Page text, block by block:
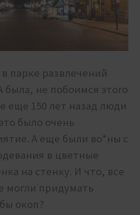
парке развлечений
была, не побоимся этого
еще 150 лет назад люди
было очень
А еще были во*ны с
в цветные
на стенку. И что, все
могли придумать
окоп?